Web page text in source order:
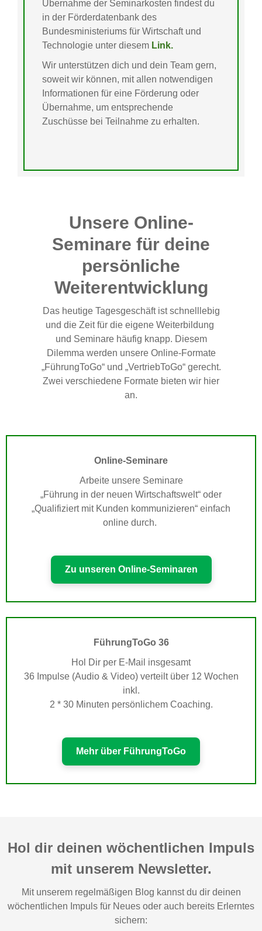
Übernahme der Seminarkosten findest du
in der Förderdatenbank des
Bundesministeriums für Wirtschaft und
Technologie unter diesem Link.
Wir unterstützen dich und dein Team gern,
soweit wir können, mit allen notwendigen
Informationen für eine Förderung oder
Übernahme, um entsprechende
Zuschüsse bei Teilnahme zu erhalten.
Unsere Online-
Seminare für deine
persönliche
Weiterentwicklung
Das heutige Tagesgeschäft ist schnelllebig
und die Zeit für die eigene Weiterbildung
und Seminare häufig knapp. Diesem
Dilemma werden unsere Online-Formate
„FührungToGo“ und „VertriebToGo“ gerecht.
Zwei verschiedene Formate bieten wir hier
an.
Online-Seminare
Arbeite unsere Seminare
„Führung in der neuen Wirtschaftswelt“ oder
„Qualifiziert mit Kunden kommunizieren“ einfach
online durch.
Zu unseren Online-Seminaren
FührungToGo 36
Hol Dir per E-Mail insgesamt
36 Impulse (Audio & Video) verteilt über 12 Wochen
inkl.
2 * 30 Minuten persönlichem Coaching.
Mehr über FührungToGo
Hol dir deinen wöchentlichen Impuls
mit unserem Newsletter.
Mit unserem regelmäßigen Blog kannst du dir deinen
wöchentlichen Impuls für Neues oder auch bereits Erlerntes
sichern: